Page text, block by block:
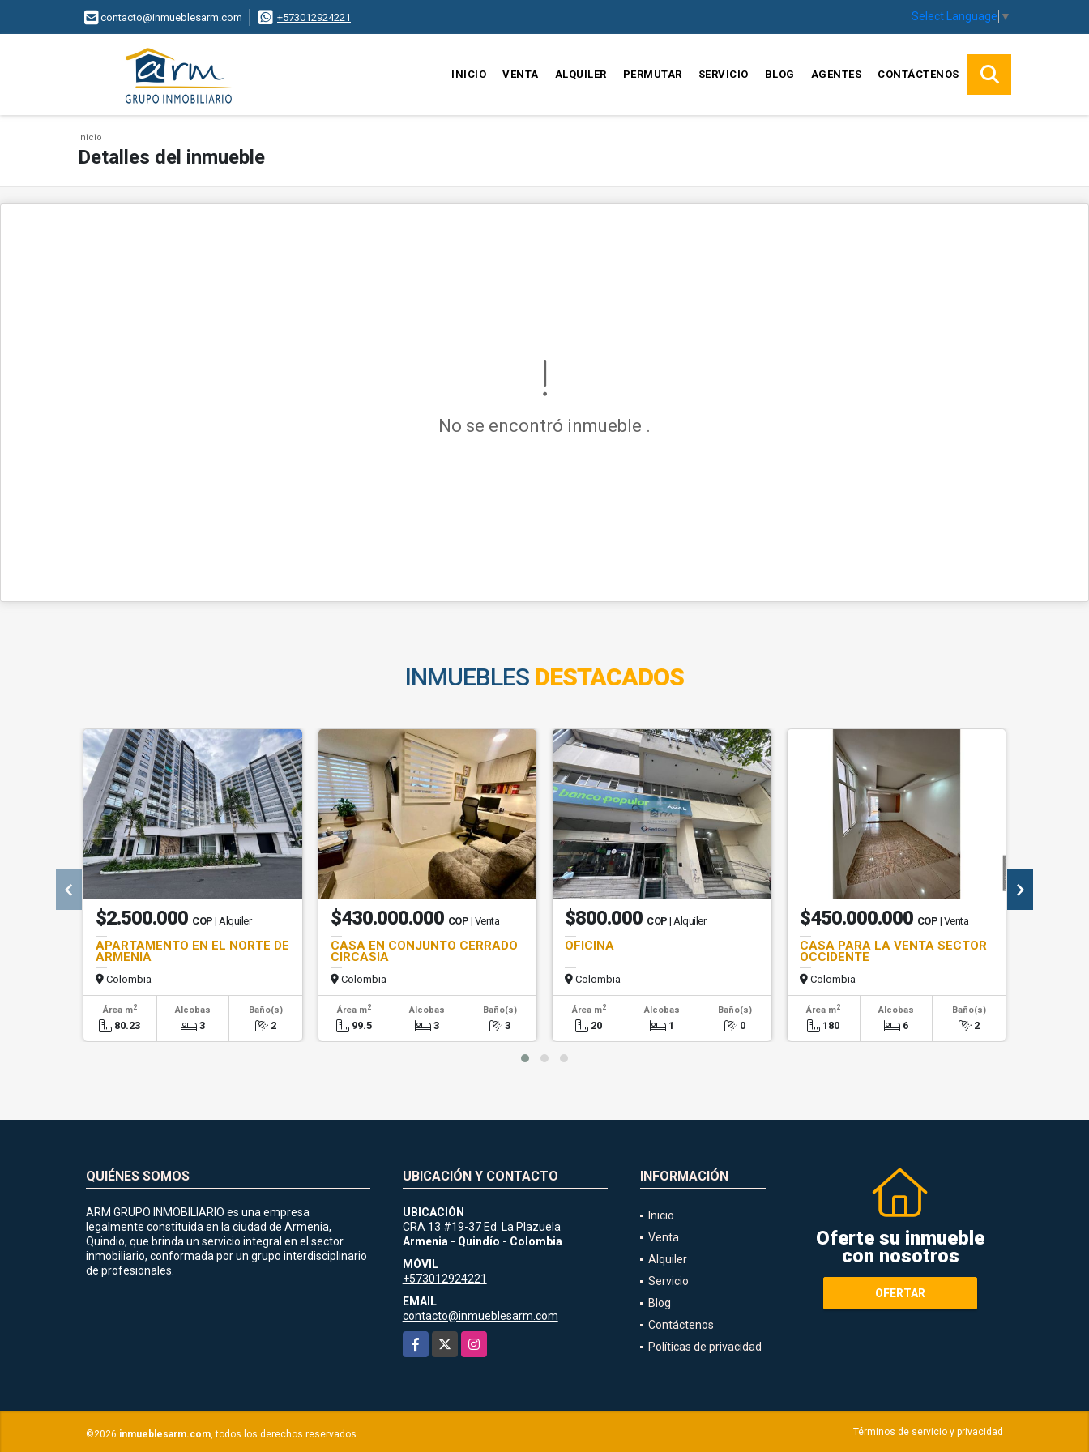
contacto@inmueblesarm.com +573012924221 Select Language ▼
INICIO VENTA ALQUILER PERMUTAR SERVICIO BLOG AGENTES CONTÁCTENOS
Inicio
Detalles del inmueble
No se encontró inmueble .
INMUEBLES DESTACADOS
$2.500.000 COP | Alquiler
APARTAMENTO EN EL NORTE DE
ARMENIA
Colombia
Área m2
80.23
Alcobas
3
Baño(s)
2
$430.000.000 COP | Venta
CASA EN CONJUNTO CERRADO
CIRCASIA
Colombia
Área m2
99.5
Alcobas
3
Baño(s)
3
$800.000 COP | Alquiler
OFICINA
Colombia
Área m2
20
Alcobas
1
Baño(s)
0
$450.000.000 COP | Venta
CASA PARA LA VENTA SECTOR
OCCIDENTE
Colombia
Área m2
180
Alcobas
6
Baño(s)
2
QUIÉNES SOMOS
ARM GRUPO INMOBILIARIO es una empresa
legalmente constituida en la ciudad de Armenia,
Quindio, que brinda un servicio integral en el sector
inmobiliario, conformada por un grupo interdisciplinario
de profesionales.
UBICACIÓN Y CONTACTO
UBICACIÓN
CRA 13 #19-37 Ed. La Plazuela
Armenia - Quindío - Colombia
MÓVIL
+573012924221
EMAIL
contacto@inmueblesarm.com
Facebook
Instagram
INFORMACIÓN
Inicio
Venta
Alquiler
Servicio
Blog
Contáctenos
Políticas de privacidad
Oferte su inmueble
con nosotros
OFERTAR
©2026 inmueblesarm.com, todos los derechos reservados. Términos de servicio y privacidad